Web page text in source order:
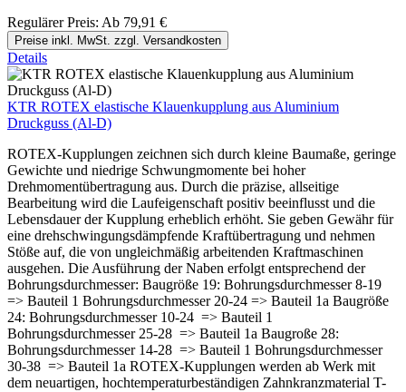
Regulärer Preis: Ab 79,91 €
Preise inkl. MwSt. zzgl. Versandkosten
Details
KTR ROTEX elastische Klauenkupplung aus Aluminium
Druckguss (Al-D)
ROTEX-Kupplungen zeichnen sich durch kleine Baumaße, geringe
Gewichte und niedrige Schwungmomente bei hoher
Drehmomentübertragung aus. Durch die präzise, allseitige
Bearbeitung wird die Laufeigenschaft positiv beeinflusst und die
Lebensdauer der Kupplung erheblich erhöht. Sie geben Gewähr für
eine drehschwingungsdämpfende Kraftübertragung und nehmen
Stöße auf, die von ungleichmäßig arbeitenden Kraftmaschinen
ausgehen. Die Ausführung der Naben erfolgt entsprechend der
Bohrungsdurchmesser: Baugröße 19: Bohrungsdurchmesser 8-19
=> Bauteil 1 Bohrungsdurchmesser 20-24 => Bauteil 1a Baugröße
24: Bohrungsdurchmesser 10-24 => Bauteil 1
Bohrungsdurchmesser 25-28 => Bauteil 1a Baugroße 28:
Bohrungsdurchmesser 14-28 => Bauteil 1 Bohrungsdurchmesser
30-38 => Bauteil 1a ROTEX-Kupplungen werden ab Werk mit
dem neuartigen, hochtemperaturbeständigen Zahnkranzmaterial T-